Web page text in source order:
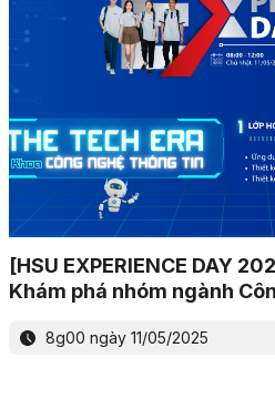
[HSU EXPERIENCE DAY
Khám phá nhóm ngành
8g00 ngày 11/05/2025